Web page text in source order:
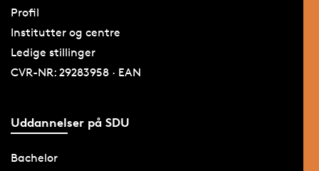
Profil
Institutter og centre
Ledige stillinger
CVR-NR: 29283958 · EAN
Uddannelser på SDU
Bachelor